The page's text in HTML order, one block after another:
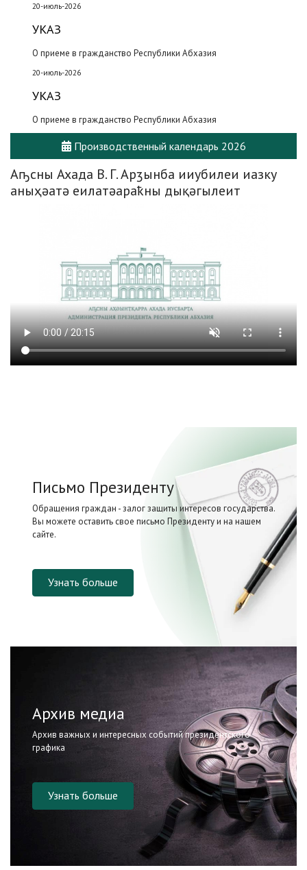
20-июль-2026
УКАЗ
О приеме в гражданство Республики Абхазия
20-июль-2026
УКАЗ
О приеме в гражданство Республики Абхазия
Производственный календарь 2026
Аҧсны Ахада В. Г. Арӡынба ииубилеи иазку
аныҳәатә еилатәараҟны дықәгылеит
Письмо Президенту
Обращения граждан - залог защиты интересов государства.
Вы можете оставить свое письмо Президенту и на нашем
сайте.
Узнать больше
Архив медиа
Архив важных и интересных событий президентского
графика
Узнать больше